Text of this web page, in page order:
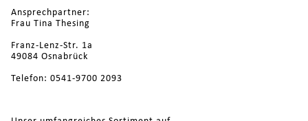
Ansprechpartner:
Frau Tina Thesing
Franz-Lenz-Str. 1a
49084 Osnabrück
Telefon: 0541-9700 2093